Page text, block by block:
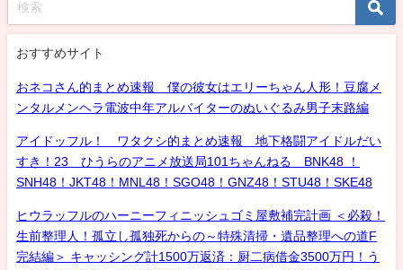
おすすめサイト
おネコさん的まとめ速報 僕の彼女はエリーちゃん人形！豆腐メ
ンタルメンヘラ電波中年アルバイターのぬいぐるみ男子末路編
アイドッフル！ ワタクシ的まとめ速報 地下格闘アイドルだい
すき！23 ひうらのアニメ放送局101ちゃんねる BNK48 ！
SNH48！JKT48！MNL48！SGO48！GNZ48！STU48！SKE48
ヒウラッフルのハーニーフィニッシュゴミ屋敷補完計画 ＜必殺！
生前整理人！孤立し孤独死からの～特殊清掃・遺品整理への道F
完結編＞ キャッシング計1500万返済：厨二病借金3500万円！う